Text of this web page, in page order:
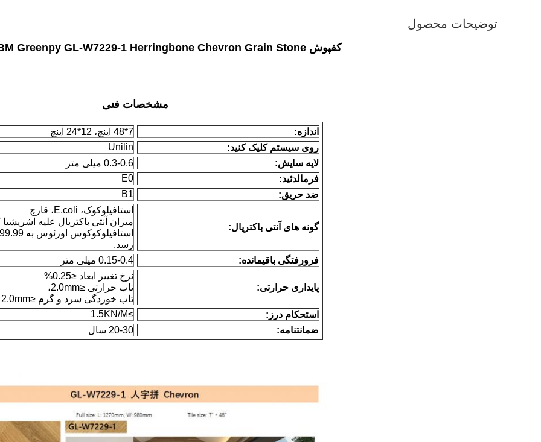
توضیحات محصول
کفپوش GKBM Greenpy GL-W7229-1 Herringbone Chevron Grain Stone وینیل SPC
مشخصات فنی
اندازه:
7*48 اینچ، 12*24 اینچ
روی سیستم کلیک کنید:
Unilin
لایه سایش:
0.3-0.6 میلی متر
فرمالدئید:
E0
ضد حریق:
B1
گونه های آنتی باکتریال:
استافیلوکوک، E.coli، قارچ
میزان آنتی باکتریال علیه
رسد.
فرورفتگی باقیمانده:
0.15-0.4 میلی متر
پایداری حرارتی:
نرخ تغییر ابعاد ≤0.25%
تاب حرارتی ≤2.0mm،
تاب خوردگی سرد و گرم ≤2.0mm
استحکام درز:
≥1.5KN/M
ضمانتنامه:
20-30 سال